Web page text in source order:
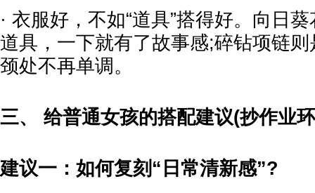
· 衣服好，不如“道具”搭得好。向日
道具，一下就有了故事感;碎钻项链则
颈处不再单调。
三、 给普通女孩的搭配建议(抄作业
建议一：如何复刻“日常清新感”?